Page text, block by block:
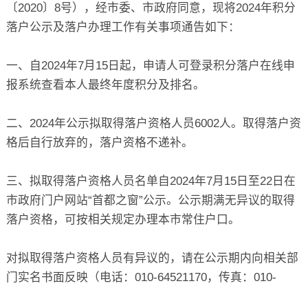
〔2020〕8号），经市委、市政府同意，现将2024年积分
落户公示及落户办理工作有关事项通告如下：
一、自2024年7月15日起，申请人可登录积分落户在线申
报系统查看本人最终年度积分及排名。
二、2024年公示拟取得落户资格人员6002人。取得落户资
格后自行放弃的，落户资格不递补。
三、拟取得落户资格人员名单自2024年7月15日至22日在
市政府门户网站“首都之窗”公示。公示期满无异议的取得
落户资格，可按相关规定办理本市常住户口。
对拟取得落户资格人员有异议的，请在公示期内向相关部
门实名书面反映（电话：010-64521170，传真：010-